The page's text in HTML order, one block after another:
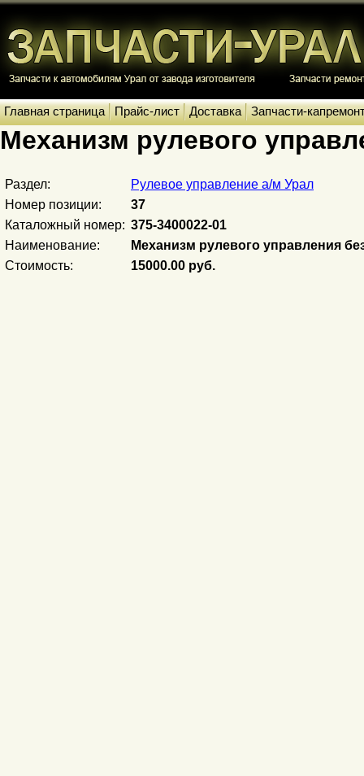
Главная страница Прайс-лист Доставка Запчасти-
Механизм рулевого
Раздел:
Рулевое управление а/м Урал
Номер позиции:
37
Каталожный номер: 375-3400022-01
Наименование:
Механизм рулевого управления
Стоимость:
15000.00 руб.